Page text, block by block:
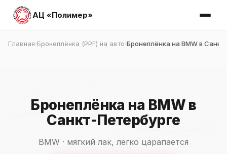
АЦ «Полимер»
Главная›Бронеплёнка (PPF) на авто›Бронеплёнка на BMW в
Бронеплёнка на BMW в
Санкт-Петербурге
BMW · мягкий лак, легко царапается